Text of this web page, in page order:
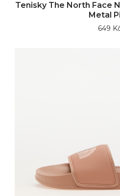
Tenisky The North Face
Metal
649